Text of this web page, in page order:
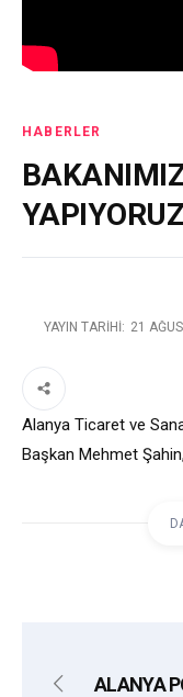
HABERLER
YAPIYORUZ
YAYIN TARIHI: 21
Alanya Ticaret ve
Başkan Mehmet
Çavuşoğlu’na verilen
ALANYA ALANYA
ALANYA